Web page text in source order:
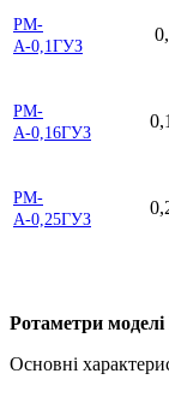
РМ-
А-0,1ГУЗ
РМ-
А-0,16ГУЗ
РМ-
А-0,25ГУЗ
Ротаметри
Основні